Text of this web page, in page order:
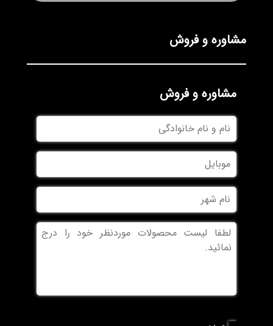
مشاوره و فروش
مشاوره و فروش
نام
و
نام
خانوادگی
موبایل
نام
شهر
بدون
عنوان
نوع